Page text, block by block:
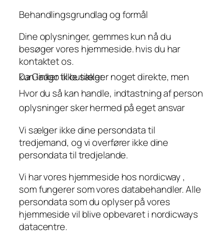
Behandlingsgrundlag og formål
Dine oplysninger, gemmes kun nå du
besøger vores hjemmeside. hvis du har
kontaktet os.
Da Gadgo ikke sælger noget direkte, men kun linker til butikker.
Hvor du så kan handle, indtastning af person
oplysninger sker hermed på eget ansvar
Vi sælger ikke dine persondata til
tredjemand, og vi overfører ikke dine
persondata til tredjelande.
Vi har vores hjemmeside hos nordicway ,
som fungerer som vores databehandler. Alle
persondata som du oplyser på vores
hjemmeside vil blive opbevaret i nordicways
datacentre.